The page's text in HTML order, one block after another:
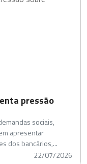
pressão
sociais,
apresentar
dos bancários,...
22/07/2026